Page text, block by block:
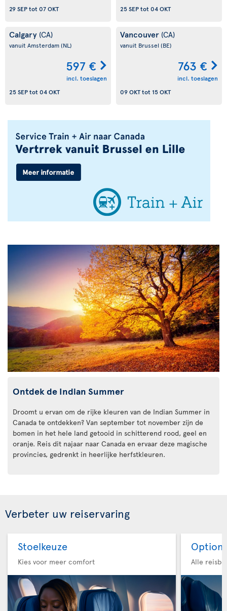
29 SEPtot 07 OKT
25 SEPtot 04 OKT
Calgary (CA)
vanuit Amsterdam(NL)
597 €
incl. toeslagen
25 SEPtot 04 OKT
Vancouver (CA)
vanuit Brussel (BE)
763 €
incl. toeslagen
09 OKTtot 15 OKT
Ontdek de Indian Summer
Droomt u ervan om de rijke kleuren van de Indian Summer in
Canada te ontdekken? Van september tot november zijn de
bomen in het hele land getooid in schitterend rood, geel en
oranje. Reis dit najaar naar Canada en ervaar deze magische
provincies, gedrenkt in heerlijke herfstkleuren.
Verbeter uw reiservaring
Stoelkeuze
Kies voor meer comfort
Option
Alle